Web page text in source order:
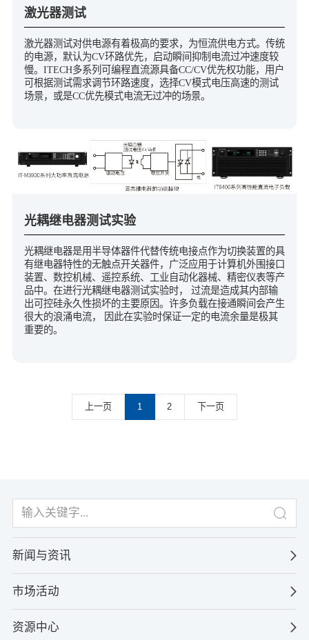
激光器测试
激光器测试对供电源有着极高的要求，为恒流供电方式。传统
的电源，默认为CV环路优先，启动瞬间抑制电流过冲速度较
慢。ITECH多系列可编程直流源具备CC/CV优先权功能，用户
可根据测试需求调节环路速度，选择CV模式电压高速的测试
场景，或是CC优先模式电流无过冲的场景。
光耦继电器测试实验
光耦继电器是用半导体器件代替传统电接点作为切换装置的具
有继电器特性的无触点开关器件，广泛应用于计算机外围接口
装置、数控机械、遥控系统、工业自动化器械、精密仪表等产
品中。在进行光耦继电器测试实验时， 过流是造成其内部输
出可控硅永久性损坏的主要原因。许多负载在接通瞬间会产生
很大的浪涌电流， 因此在实验时保证一定的电流余量是极其
重要的。
上一页 1 2 下一页
新闻与资讯
市场活动
资源中心